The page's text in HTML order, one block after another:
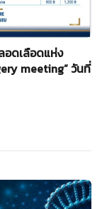
อดเลือดแห่ง
meeting” วันที่